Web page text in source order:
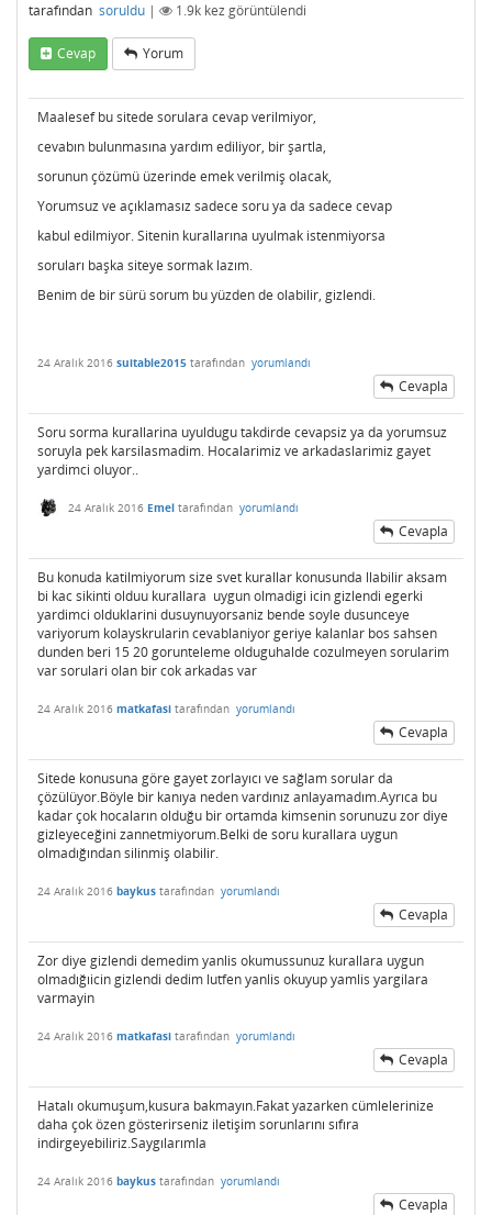
tarafından soruldu | 1.9k kez görüntülendi
Cevap Yorum
Maalesef bu sitede sorulara cevap verilmiyor,
cevabın bulunmasına yardım ediliyor, bir şartla,
sorunun çözümü üzerinde emek verilmiş olacak,
Yorumsuz ve açıklamasız sadece soru ya da sadece cevap
kabul edilmiyor. Sitenin kurallarına uyulmak istenmiyorsa
soruları başka siteye sormak lazım.
Benim de bir sürü sorum bu yüzden de olabilir, gizlendi.
24 Aralık 2016 suitable2015 tarafından yorumlandı
Cevapla
Soru sorma kurallarina uyuldugu takdirde cevapsiz ya da yorumsuz
soruyla pek karsilasmadim. Hocalarimiz ve arkadaslarimiz gayet
yardimci oluyor..
24 Aralık 2016 Emel tarafından yorumlandı
Cevapla
Bu konuda katilmiyorum size svet kurallar konusunda llabilir aksam
bi kac sikinti olduu kurallara uygun olmadigi icin gizlendi egerki
yardimci olduklarini dusuynuyorsaniz bende soyle dusunceye
variyorum kolayskrularin cevablaniyor geriye kalanlar bos sahsen
dunden beri 15 20 gorunteleme olduguhalde cozulmeyen sorularim
var sorulari olan bir cok arkadas var
24 Aralık 2016 matkafasi tarafından yorumlandı
Cevapla
Sitede konusuna göre gayet zorlayıcı ve sağlam sorular da
çözülüyor.Böyle bir kanıya neden vardınız anlayamadım.Ayrıca bu
kadar çok hocaların olduğu bir ortamda kimsenin sorunuzu zor diye
gizleyeceğini zannetmiyorum.Belki de soru kurallara uygun
olmadığından silinmiş olabilir.
24 Aralık 2016 baykus tarafından yorumlandı
Cevapla
Zor diye gizlendi demedim yanlis okumussunuz kurallara uygun
olmadığıicin gizlendi dedim lutfen yanlis okuyup yamlis yargilara
varmayin
24 Aralık 2016 matkafasi tarafından yorumlandı
Cevapla
Hatalı okumuşum,kusura bakmayın.Fakat yazarken cümlelerinize
daha çok özen gösterirseniz iletişim sorunlarını sıfıra
indirgeyebiliriz.Saygılarımla
24 Aralık 2016 baykus tarafından yorumlandı
Cevapla